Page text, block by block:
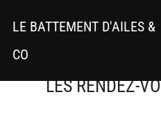
contenu
LE BATTEMENT D'AILES &
CO
LES RENDEZ-